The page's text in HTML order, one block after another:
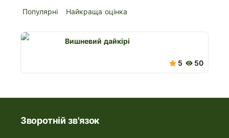
Популярні Найкраща оцінка
5 50
Вишневий дайкірі
Зворотній зв'язок